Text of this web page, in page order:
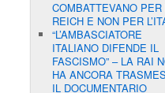
COMBATTEVANO PER
REICH E NON PER
“L’AMBASCIATORE
ITALIANO DIFENDE IL
FASCISMO” – LA RAI
HA ANCORA
IL DOCUMENTARIO